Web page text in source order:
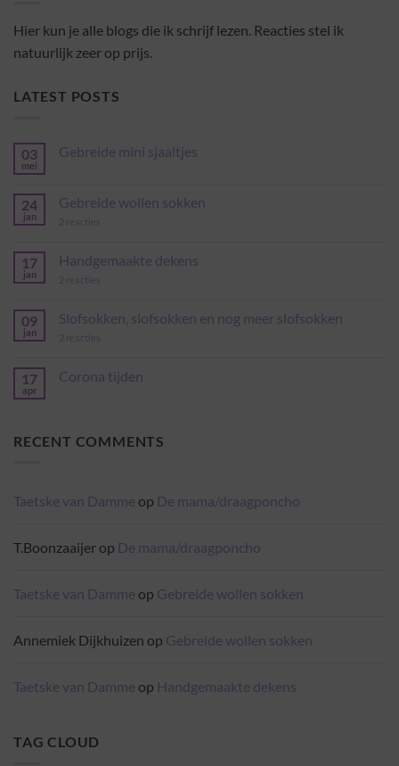
Hier kun je alle blogs die ik schrijf lezen. Reacties stel ik
natuurlijk zeer op prijs.
LATEST POSTS
03
mei
Gebreide mini sjaaltjes
Gebreide
sjaaltjes
24
jan
Gebreide wollen sokken
2 reacties
17
jan
Handgemaakte dekens
2 reacties
09
jan
Slofsokken, slofsokken en nog meer slofsokken
2 reacties
en
nog
17
apr
Corona tijden
tijden
RECENT COMMENTS
Taetske van Damme op De mama/draagponcho
T.Boonzaaijer op De mama/draagponcho
Taetske van Damme op Gebreide wollen sokken
Annemiek Dijkhuizen op Gebreide wollen sokken
Taetske van Damme op Handgemaakte dekens
TAG CLOUD